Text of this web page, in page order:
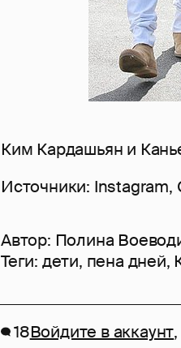
Ким Кардашьян и
Источники: Instagram,
Автор: Полина
Теги: дети, пена дней,
18Войдите в аккаунт